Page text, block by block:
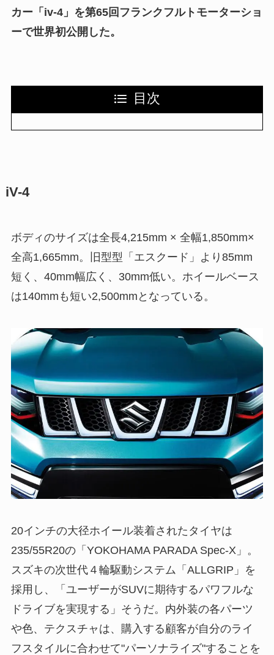
カー「iv-4」を第65回フランクフルトモーターショ
ーで世界初公開した。
目次
iV-4
ボディのサイズは全長4,215mm × 全幅1,850mm×
全高1,665mm。旧型型「エスクード」より85mm
短く、40mm幅広く、30mm低い。ホイールベース
は140mmも短い2,500mmとなっている。
20インチの大径ホイール装着されたタイヤは
235/55R20の「YOKOHAMA PARADA Spec-X」。
スズキの次世代４輪駆動システム「ALLGRIP」を
採用し、「ユーザーがSUVに期待するパワフルな
ドライブを実現する」そうだ。内外装の各パーツ
や色、テクスチャは、購入する顧客が自分のライ
フスタイルに合わせて"パーソナライズ"することを